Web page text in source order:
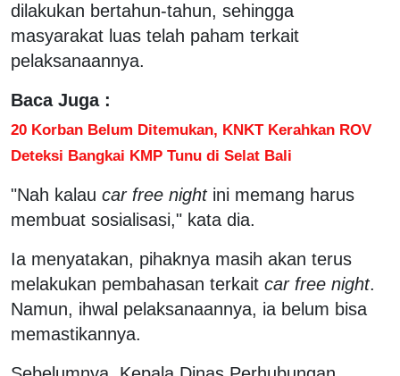
dilakukan bertahun-tahun, sehingga
masyarakat luas telah paham terkait
pelaksanaannya.
Baca Juga :
20 Korban Belum Ditemukan, KNKT Kerahkan ROV
Deteksi Bangkai KMP Tunu di Selat Bali
"Nah kalau car free nightini memang harus
membuat sosialisasi," kata dia.
Ia menyatakan, pihaknya masih akan terus
melakukan pembahasan terkait car free night.
Namun, ihwal pelaksanaannya, ia belum bisa
memastikannya.